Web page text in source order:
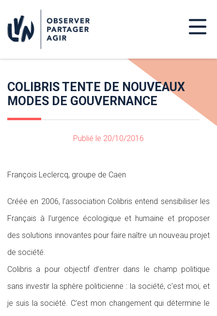
COLIBRIS TENTE DE NOUVEAUX
MODES DE GOUVERNANCE
Publié le 20/10/2016
François Leclercq, groupe de Caen
Créée en 2006, l’association Colibris entend sensibiliser les
Français à l’urgence écologique et humaine et proposer
des solutions innovantes pour faire naître un nouveau projet
de société.
Colibris a pour objectif d’entrer dans le champ politique
sans investir la sphère politicienne : la société, c’est moi, et
je suis la société. C’est mon changement qui détermine le